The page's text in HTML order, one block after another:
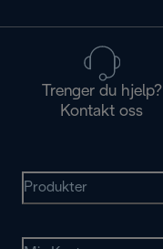
Trenger du hjelp?
Kontakt oss
Produkter